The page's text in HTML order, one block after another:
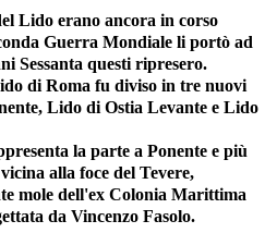
Lido erano ancora in corso
Guerra Mondiale li portò ad
Sessanta questi ripresero.
di Roma fu diviso in tre nuovi
Lido di Ostia Levante e Lido
la parte a Ponente e più
alla foce del Tevere,
mole dell'ex Colonia Marittima
da Vincenzo Fasolo.